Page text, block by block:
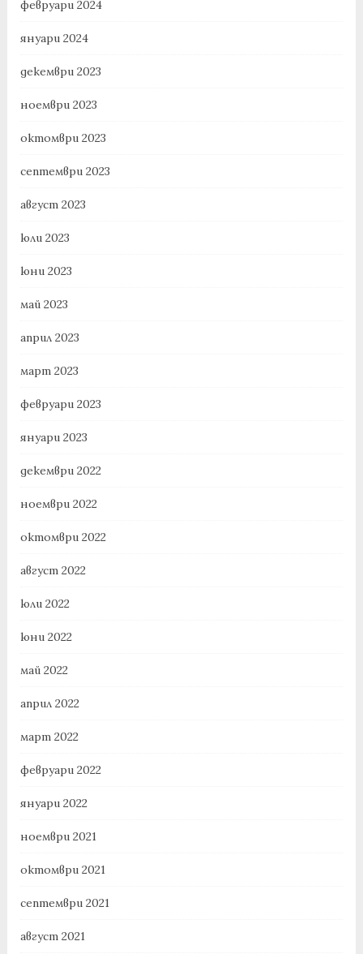
февруари 2024
януари 2024
декември 2023
ноември 2023
октомври 2023
септември 2023
август 2023
юли 2023
юни 2023
май 2023
април 2023
март 2023
февруари 2023
януари 2023
декември 2022
ноември 2022
октомври 2022
август 2022
юли 2022
юни 2022
май 2022
април 2022
март 2022
февруари 2022
януари 2022
ноември 2021
октомври 2021
септември 2021
август 2021